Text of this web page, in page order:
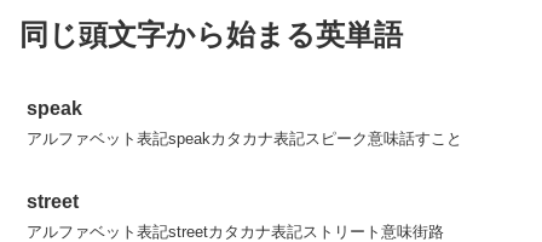
同じ頭文字から始まる英単語
speak
アルファベット表記speakカタカナ表記スピーク意味話すこと
street
アルファベット表記streetカタカナ表記ストリート意味街路